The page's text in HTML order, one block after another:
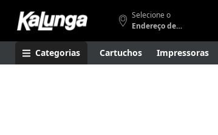
Selecione o
Endereço de entrega
Categorias Cartuchos Impressoras